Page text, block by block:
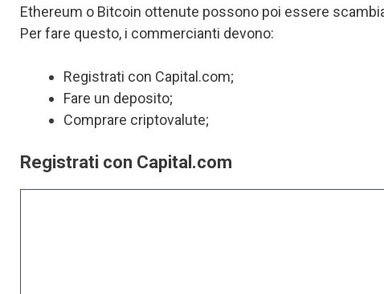
Ethereum o Bitcoin ottenute possono poi essere
Per fare questo, i commercianti devono:
Registrati con Capital.com;
Fare un deposito;
Comprare criptovalute;
Registrati con Capital.com